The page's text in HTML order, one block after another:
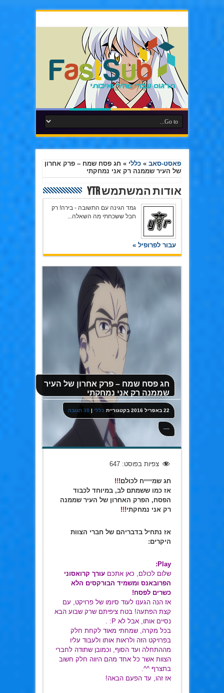
פאסט-סאב »כללי » חג פסח שמח – פרק אחרון
של העיר שממנה רק אני נמחקתי
אודות המשתמש YTR
גמד הגינה עם התשובה - בירה! רק
חבל ששכחתי מה השאלה...
עבור לפרופיל »
חג פסח שמח – פרק אחרון של העיר
שממנה רק אני נמחקתי
22 באפריל 2016 בקטגוריית כללי | 30 תגובה
----
צפיות בפוסט: 647
חג שמייייח לכולם!!
!
אז כמו ששמתם לב, במיוחד לכבוד
הפסח, הפרק האחרון של העיר שממנה
רק אני נמחקתי!!
!
אז נתחיל בדבריהם של חברי הצוות
היקרים:
Play:
שלום לכולם, כאן אתכם עורך קרואסוני
הפרובאנס ומשמיד הבורקסים הלא
כשרים לפסח!
אז הנה הגענו לעוד סיומו של פרויקט, עם
קצת הפתעה! בטח ציפיתם שרק שבוע הבא
נסיים אותו, אבל לא P: .
בכל מקרה, שמחתי מאוד לקחת חלק
בפרויקט הזה ולראות אותו ולעבוד עליו
מההתחלה ועד הסוף, וכמובן שתודה לחברי
הצוות אשר כל אחד מהם היווה חלק חשוב
בתצרף ^^.
אז זהו, עד הפעם הבאה!